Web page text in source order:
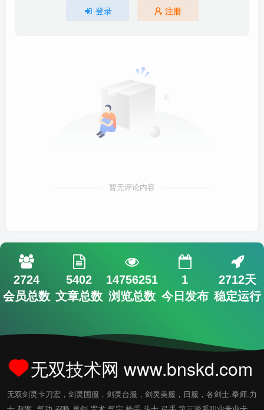
登录 注册
暂无评论内容
2724
会员总数
5402
文章总数
14756251
浏览总数
1
今日发布
2712天
稳定运行
无双技术网 www.bnskd.com
无双剑灵卡刀宏，剑灵国服，剑灵台服，剑灵美服，日服，各剑士.拳师.力